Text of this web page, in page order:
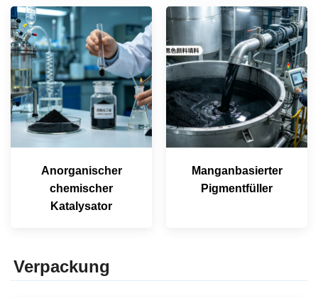
Anorganischer
chemischer
Katalysator
Manganbasierter
Pigmentfüller
Verpackung